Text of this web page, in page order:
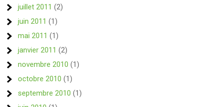
juillet 2011 (2)
juin 2011 (1)
mai 2011 (1)
janvier 2011 (2)
novembre 2010 (1)
octobre 2010 (1)
septembre 2010 (1)